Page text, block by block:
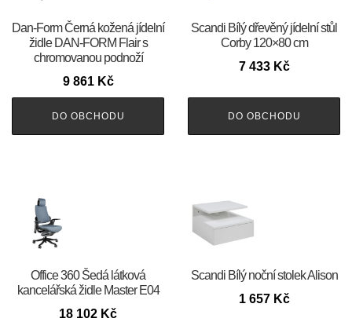
​​​​​Dan-Form Černá kožená jídelní
židle DAN-FORM Flair s
chromovanou podnoží
9 861 Kč
DO OBCHODU
Scandi Bílý dřevěný jídelní stůl
Corby 120×80 cm
7 433 Kč
DO OBCHODU
Office 360 Šedá látková
kancelářská židle Master E04
18 102 Kč
Scandi Bílý noční stolek Alison
1 657 Kč